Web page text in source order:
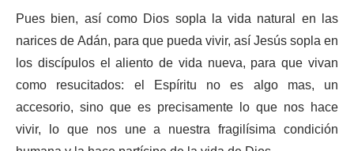
Pues bien, así como Dios sopla la vida natural en las
narices de Adán, para que pueda vivir, así Jesús sopla en
los discípulos el aliento de vida nueva, para que vivan
como resucitados: el Espíritu no es algo mas, un
accesorio, sino que es precisamente lo que nos hace
vivir, lo que nos une a nuestra fragilísima condición